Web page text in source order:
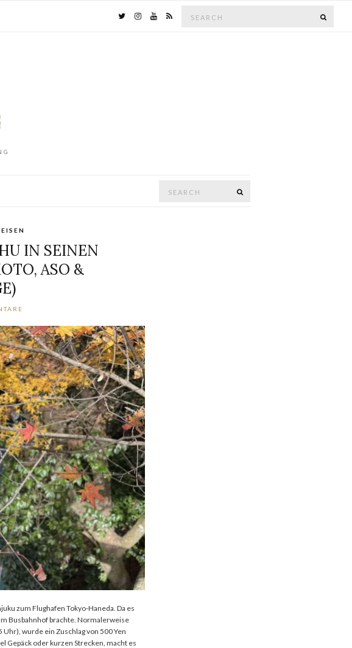
for:
for:
IN SEINEN
ASO &
zum Flughafen Tokyo-Haneda. Da es
Busbahnhof brachte. Normalerweise
wurde ein Zuschlag von 500 Yen
Gepäck oder kurzen Strecken, macht es